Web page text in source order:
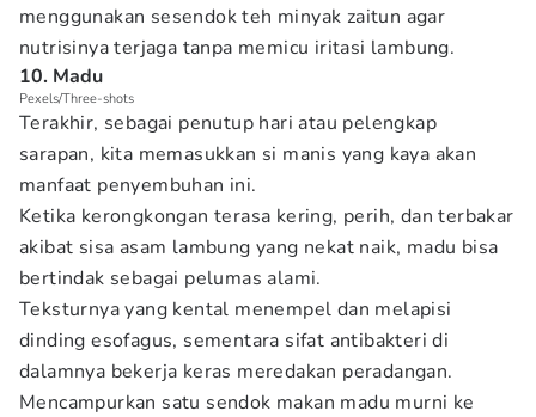
menggunakan sesendok teh minyak zaitun agar
nutrisinya terjaga tanpa memicu iritasi lambung.
10. Madu
Pexels/Three-shots
Terakhir, sebagai penutup hari atau pelengkap
sarapan, kita memasukkan si manis yang kaya akan
manfaat penyembuhan ini.
Ketika kerongkongan terasa kering, perih, dan terbakar
akibat sisa asam lambung yang nekat naik, madu bisa
bertindak sebagai pelumas alami.
Teksturnya yang kental menempel dan melapisi
dinding esofagus, sementara sifat antibakteri di
dalamnya bekerja keras meredakan peradangan.
Mencampurkan satu sendok makan madu murni ke